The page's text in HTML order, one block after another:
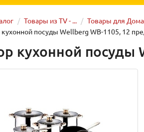
Товары из TV - ... Товары для Дома
посуды Wellberg WB-1105, 12
кухонной посуды